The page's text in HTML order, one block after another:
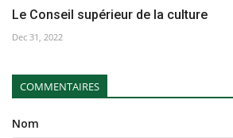
Le Conseil supérieur de la culture
Dec 31, 2022
COMMENTAIRES
Nom